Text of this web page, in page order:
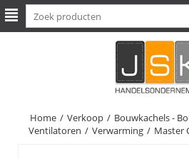
Home / Verkoop / Bouwkachels -
Ventilatoren / Verwarming / Master